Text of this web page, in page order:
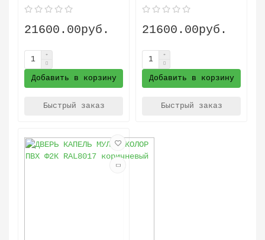
21600.00руб.
Добавить в корзину
Быстрый заказ
21600.00руб.
Добавить в корзину
Быстрый заказ